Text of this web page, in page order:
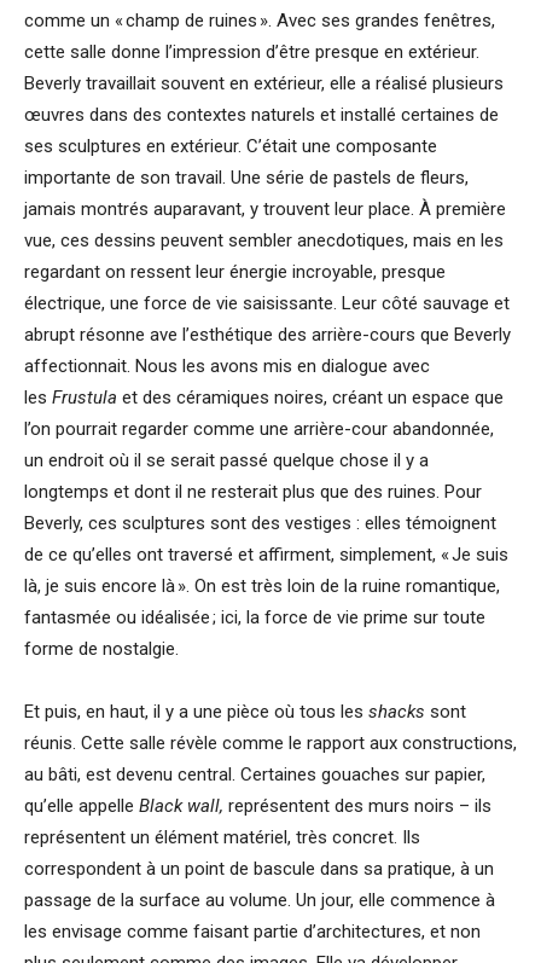
comme un « champ de ruines ». Avec ses grandes fenêtres,
cette salle donne l’impression d’être presque en extérieur.
Beverly travaillait souvent en extérieur, elle a réalisé plusieurs
œuvres dans des contextes naturels et installé certaines de
ses sculptures en extérieur. C’était une composante
importante de son travail. Une série de pastels de fleurs,
jamais montrés auparavant, y trouvent leur place. À première
vue, ces dessins peuvent sembler anecdotiques, mais en les
regardant on ressent leur énergie incroyable, presque
électrique, une force de vie saisissante. Leur côté sauvage et
abrupt résonne ave l’esthétique des arrière-cours que Beverly
affectionnait. Nous les avons mis en dialogue avec
les Frustula et des céramiques noires, créant un espace que
l’on pourrait regarder comme une arrière-cour abandonnée,
un endroit où il se serait passé quelque chose il y a
longtemps et dont il ne resterait plus que des ruines. Pour
Beverly, ces sculptures sont des vestiges : elles témoignent
de ce qu’elles ont traversé et affirment, simplement, « Je suis
là, je suis encore là ». On est très loin de la ruine romantique,
fantasmée ou idéalisée ; ici, la force de vie prime sur toute
forme de nostalgie.
Et puis, en haut, il y a une pièce où tous les shacks sont
réunis. Cette salle révèle comme le rapport aux constructions,
au bâti, est devenu central. Certaines gouaches sur papier,
qu’elle appelle Black wall, représentent des murs noirs – ils
représentent un élément matériel, très concret. Ils
correspondent à un point de bascule dans sa pratique, à un
passage de la surface au volume. Un jour, elle commence à
les envisage comme faisant partie d’architectures, et non